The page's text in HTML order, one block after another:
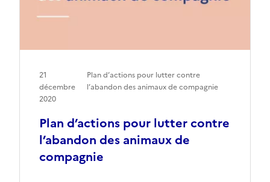
Plan d’actions pour lutter contre
l’abandon des animaux de
compagnie
21
décembre
2020
Plan d’actions pour lutter contre
l’abandon des animaux de compagnie